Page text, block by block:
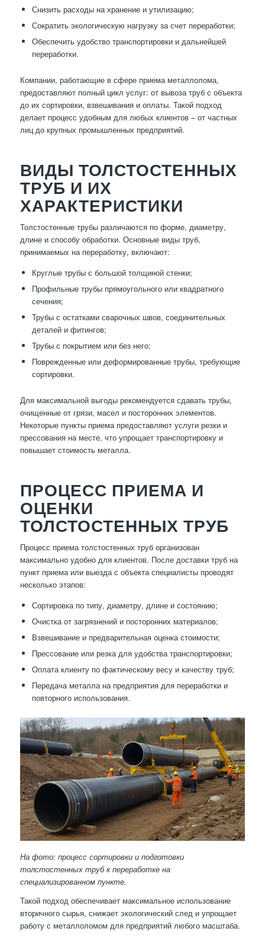
Снизить расходы на хранение и утилизацию;
Сократить экологическую нагрузку за счет переработки;
Обеспечить удобство транспортировки и дальнейшей
переработки.
Компании, работающие в сфере приема металлолома,
предоставляют полный цикл услуг: от вывоза труб с объекта
до их сортировки, взвешивания и оплаты. Такой подход
делает процесс удобным для любых клиентов – от частных
лиц до крупных промышленных предприятий.
ВИДЫ ТОЛСТОСТЕННЫХ
ТРУБ И ИХ
ХАРАКТЕРИСТИКИ
Толстостенные трубы различаются по форме, диаметру,
длине и способу обработки. Основные виды труб,
принимаемых на переработку, включают:
Круглые трубы с большой толщиной стенки;
Профильные трубы прямоугольного или квадратного
сечения;
Трубы с остатками сварочных швов, соединительных
деталей и фитингов;
Трубы с покрытием или без него;
Поврежденные или деформированные трубы, требующие
сортировки.
Для максимальной выгоды рекомендуется сдавать трубы,
очищенные от грязи, масел и посторонних элементов.
Некоторые пункты приема предоставляют услуги резки и
прессования на месте, что упрощает транспортировку и
повышает стоимость металла.
ПРОЦЕСС ПРИЕМА И
ОЦЕНКИ
ТОЛСТОСТЕННЫХ ТРУБ
Процесс приема толстостенных труб организован
максимально удобно для клиентов. После доставки труб на
пункт приема или выезда с объекта специалисты проводят
несколько этапов:
Сортировка по типу, диаметру, длине и состоянию;
Очистка от загрязнений и посторонних материалов;
Взвешивание и предварительная оценка стоимости;
Прессование или резка для удобства транспортировки;
Оплата клиенту по фактическому весу и качеству труб;
Передача металла на предприятия для переработки и
повторного использования.
На фото: процесс сортировки и подготовки
толстостенных труб к переработке на
специализированном пункте.
Такой подход обеспечивает максимальное использование
вторичного сырья, снижает экологический след и упрощает
работу с металлоломом для предприятий любого масштаба.